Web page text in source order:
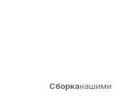
Сборканашими